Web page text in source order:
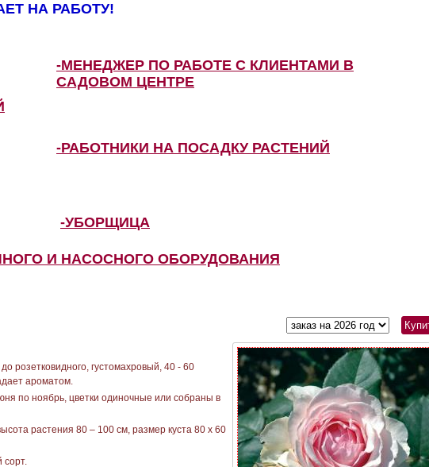
НА РАБОТУ!
-МЕНЕДЖЕР ПО РАБОТЕ С КЛИЕНТАМИ В
САДОВОМ ЦЕНТРЕ
-РАБОТНИКИ НА ПОСАДКУ РАСТЕНИЙ
-УБОРЩИЦА
И НАСОСНОГО ОБОРУДОВАНИЯ
розетковидного, густомахровый, 40 - 60
ароматом.
по ноябрь, цветки одиночные или собраны в
растения 80 – 100 см, размер куста 80 х 60
сорт.